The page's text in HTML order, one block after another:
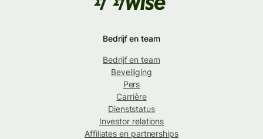
Bedrijf en team
Bedrijf en team
Beveiliging
Pers
Carrière
Dienststatus
Investor relations
Affiliates en partnerships